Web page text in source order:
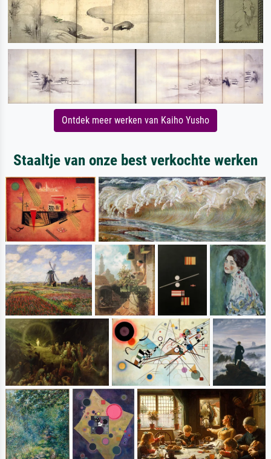
Ontdek meer werken van Kaiho Yusho
Staaltje van onze best verkochte werken